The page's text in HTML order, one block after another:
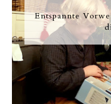
Entspannte